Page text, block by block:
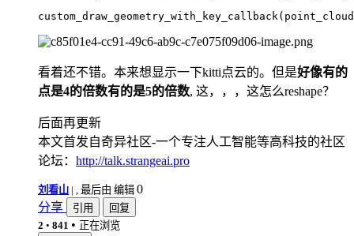
看着还不错。本来想显示一下kitti点云的。但是好像有的
点是4的倍数有的是5的倍数, 这，，，这怎么reshape？
后面再更新
本文首发自奇异社区-一个专注人工智能等高科技的社区
论坛： http://talk.strangeai.pro
刘看山 | , 最后由 编辑 0
分享
引用
回复
2 • 841 • 正在浏览